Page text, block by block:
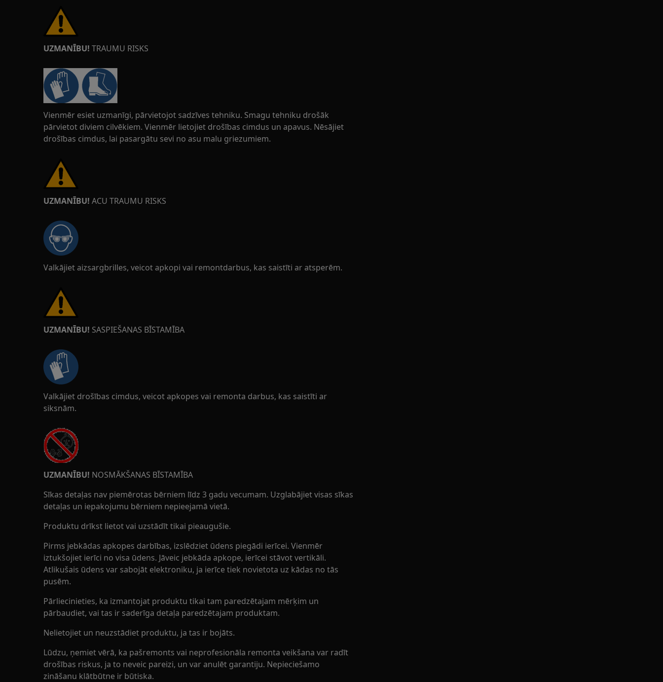
UZMANĪBU! TRAUMU RISKS
Vienmēr esiet uzmanīgi, pārvietojot sadzīves tehniku. Smagu tehniku drošāk
pārvietot diviem cilvēkiem. Vienmēr lietojiet drošības cimdus un apavus. Nēsājiet
drošības cimdus, lai pasargātu sevi no asu malu griezumiem.
UZMANĪBU! ACU TRAUMU RISKS
Valkājiet aizsargbrilles, veicot apkopi vai remontdarbus, kas saistīti ar atsperēm.
UZMANĪBU! SASPIEŠANAS BĪSTAMĪBA
Valkājiet drošības cimdus, veicot apkopes vai remonta darbus, kas saistīti ar
siksnām.
UZMANĪBU! NOSMĀKŠANAS BĪSTAMĪBA
Sīkas detaļas nav piemērotas bērniem līdz 3 gadu vecumam. Uzglabājiet visas sīkas
detaļas un iepakojumu bērniem nepieejamā vietā.
Produktu drīkst lietot vai uzstādīt tikai pieaugušie.
Pirms jebkādas apkopes darbības, izslēdziet ūdens piegādi ierīcei. Vienmēr
iztukšojiet ierīci no visa ūdens. Jāveic jebkāda apkope, ierīcei stāvot vertikāli.
Atlikušais ūdens var sabojāt elektroniku, ja ierīce tiek novietota uz kādas no tās
pusēm.
Pārliecinieties, ka izmantojat produktu tikai tam paredzētajam mērķim un
pārbaudiet, vai tas ir saderīga detaļa paredzētajam produktam.
Nelietojiet un neuzstādiet produktu, ja tas ir bojāts.
Lūdzu, ņemiet vērā, ka pašremonts vai neprofesionāla remonta veikšana var radīt
drošības riskus, ja to neveic pareizi, un var anulēt garantiju. Nepieciešamo
zināšanu klātbūtne ir būtiska.